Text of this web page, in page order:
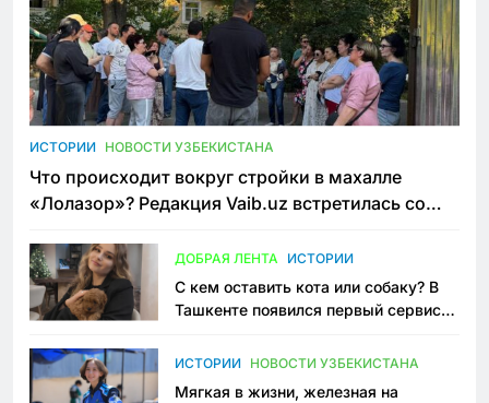
ИСТОРИИ НОВОСТИ УЗБЕКИСТАНА
Что происходит вокруг стройки в махалле
«Лолазор»? Редакция Vaib.uz встретилась со
ДОБРАЯ ЛЕНТА ИСТОРИИ
С кем оставить кота или собаку? В
Ташкенте появился первый сервис
ИСТОРИИ НОВОСТИ УЗБЕКИСТАНА
Мягкая в жизни, железная на